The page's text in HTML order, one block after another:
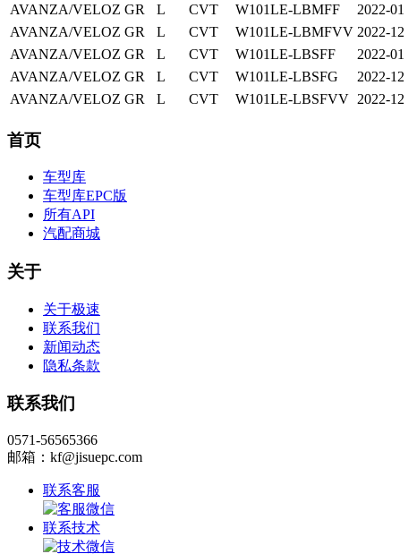
AVANZA/VELOZ GR L CVT W101LE-LBMFF 2022-01
AVANZA/VELOZ GR L CVT W101LE-LBMFVV 2022-12
AVANZA/VELOZ GR L CVT W101LE-LBSFF 2022-01
AVANZA/VELOZ GR L CVT W101LE-LBSFG 2022-12
AVANZA/VELOZ GR L CVT W101LE-LBSFVV 2022-12
首页
车型库
车型库EPC版
所有API
汽配商城
关于
关于极速
联系我们
新闻动态
隐私条款
联系我们
0571-56565366
邮箱：kf@jisuepc.com
联系客服
联系技术